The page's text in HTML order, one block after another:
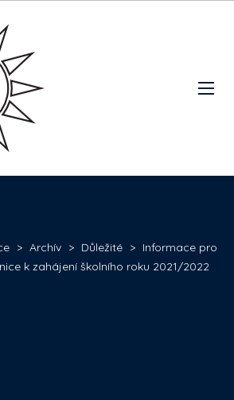
> Archív > Důležité > Informace pro
k zahájení školního roku 2021/2022